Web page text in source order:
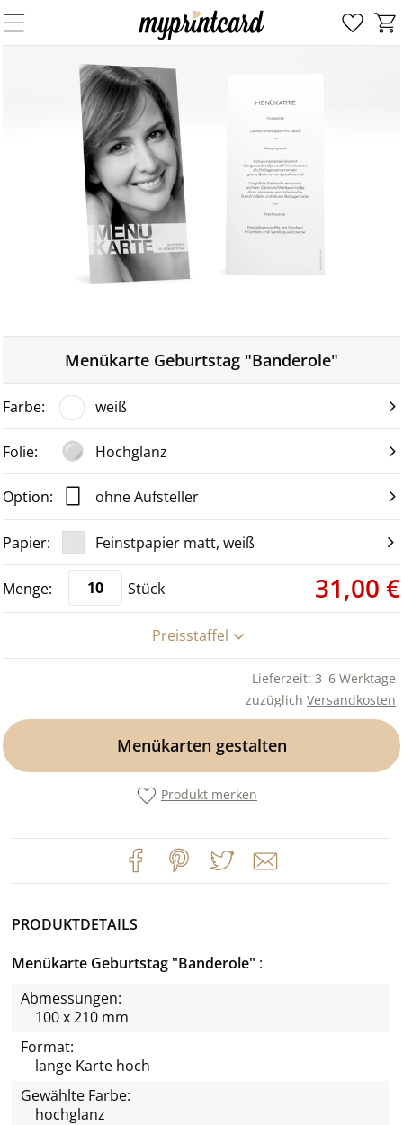
Menükarte Geburtstag "Banderole"
weiß
Hochglanz
ohne Aufsteller
Feinstpapier matt, weiß
Stück 31,00 €
Preisstaffel
Lieferzeit: 3–6 Werktage
zuzüglich Versandkosten
Menükarten gestalten
Produkt merken
PRODUKTDETAILS
Menükarte Geburtstag "Banderole"
Abmessungen:
100 x 210 mm
Format:
lange Karte hoch
Gewählte Farbe:
hochglanz